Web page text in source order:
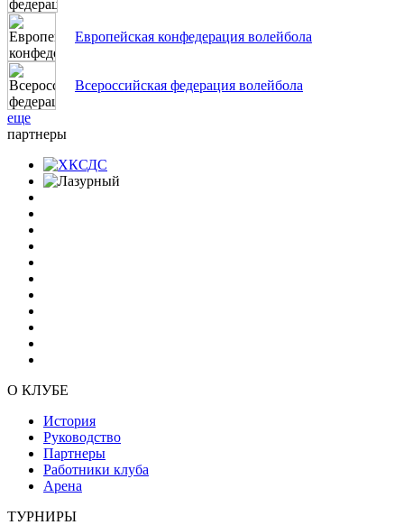
Европейская конфедерация волейбола
Всероссийская федерация волейбола
еще
партнеры
О КЛУБЕ
История
Руководство
Партнеры
Работники клуба
Арена
ТУРНИРЫ